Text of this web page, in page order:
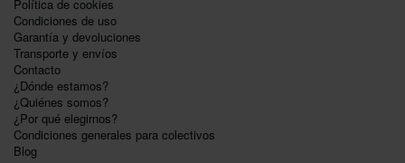
Polí­tica de cookies
Condiciones de uso
Garantí­a y devoluciones
Transporte y envíos
Contacto
¿Dónde estamos?
¿Quiénes somos?
¿Por qué elegirnos?
Condiciones generales para colectivos
Blog